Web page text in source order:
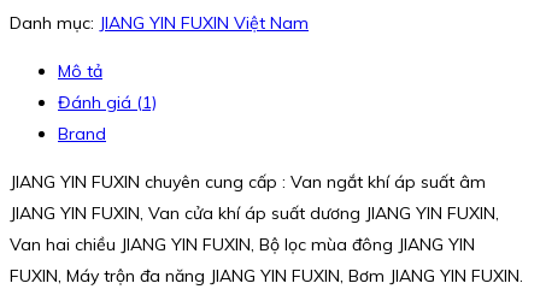
Danh mục: JIANG YIN FUXIN Việt Nam
Mô tả
Đánh giá (1)
Brand
JIANG YIN FUXIN chuyên cung cấp : Van ngắt khí áp suất âm
JIANG YIN FUXIN, Van cửa khí áp suất dương JIANG YIN FUXIN,
Van hai chiều JIANG YIN FUXIN, Bộ lọc mùa đông JIANG YIN
FUXIN, Máy trộn đa năng JIANG YIN FUXIN, Bơm JIANG YIN FUXIN.